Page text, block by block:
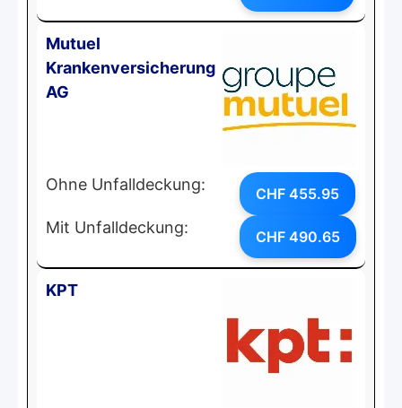
Mutuel
Krankenversicherung
AG
Ohne Unfalldeckung: CHF 455.95
Mit Unfalldeckung: CHF 490.65
KPT